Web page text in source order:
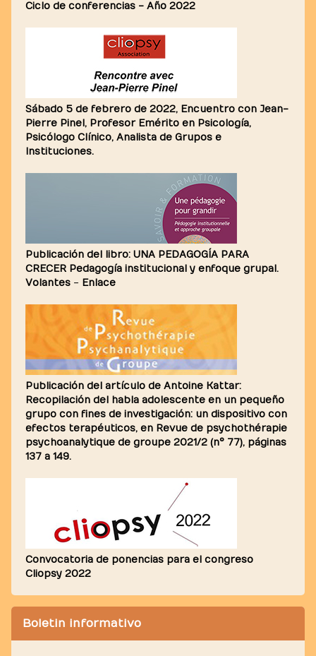
Ciclo de conferencias - Año 2022
Sábado 5 de febrero de 2022, Encuentro con Jean-
Pierre Pinel, Profesor Emérito en Psicología,
Psicólogo Clínico, Analista de Grupos e
Instituciones.
Publicación del libro: UNA PEDAGOGÍA PARA
CRECER Pedagogía institucional y enfoque grupal.
Volantes - Enlace
Publicación del artículo de Antoine Kattar:
Recopilación del habla adolescente en un pequeño
grupo con fines de investigación: un dispositivo con
efectos terapéuticos, en Revue de psychothérapie
psychoanalytique de groupe 2021/2 (n° 77), páginas
137 a 149.
Convocatoria de ponencias para el congreso
Cliopsy 2022
Boletin informativo